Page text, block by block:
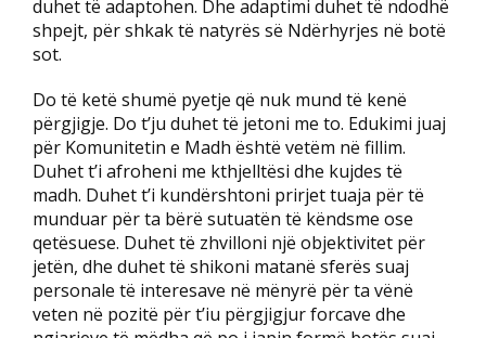
duhet të adaptohen. Dhe adaptimi duhet të ndodhë
shpejt, për shkak të natyrës së Ndërhyrjes në botë
sot.
Do të ketë shumë pyetje që nuk mund të kenë
përgjigje. Do t’ju duhet të jetoni me to. Edukimi juaj
për Komunitetin e Madh është vetëm në fillim.
Duhet t’i afroheni me kthjelltësi dhe kujdes të
madh. Duhet t’i kundërshtoni prirjet tuaja për të
munduar për ta bërë sutuatën të këndsme ose
qetësuese. Duhet të zhvilloni një objektivitet për
jetën, dhe duhet të shikoni matanë sferës suaj
personale të interesave në mënyrë për ta vënë
veten në pozitë për t’iu përgjigjur forcave dhe